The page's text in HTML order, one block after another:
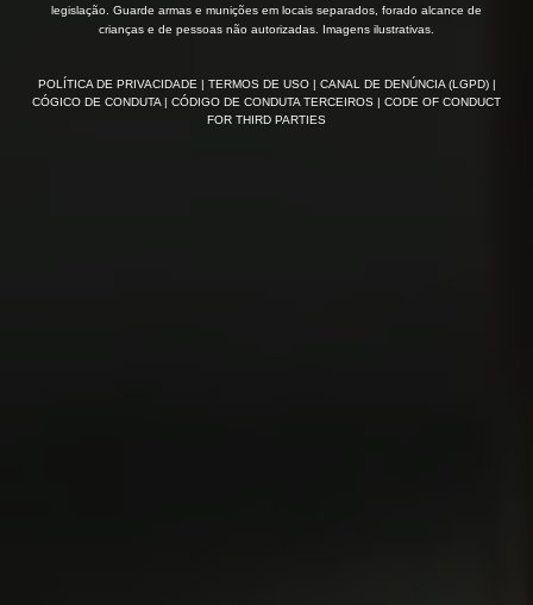
legislação. Guarde armas e munições em locais separados, forado alcance de
crianças e de pessoas não autorizadas. Imagens ilustrativas.
POLÍTICA DE PRIVACIDADE | TERMOS DE USO | CANAL DE DENÚNCIA (LGPD) |
CÓGICO DE CONDUTA | CÓDIGO DE CONDUTA TERCEIROS | CODE OF CONDUCT
FOR THIRD PARTIES